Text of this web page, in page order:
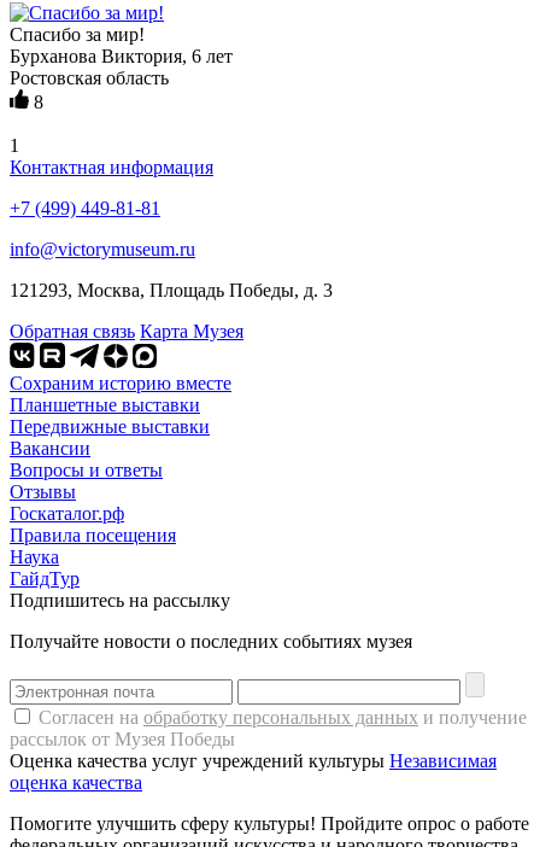
Спасибо за мир!
Бурханова Виктория, 6 лет
Ростовская область
8
1
Контактная информация
+7 (499) 449-81-81
info@victorymuseum.ru
121293, Москва, Площадь Победы, д. 3
Обратная связь Карта Музея
Сохраним историю вместе
Планшетные выставки
Передвижные выставки
Вакансии
Вопросы и ответы
Отзывы
Госкаталог.рф
Правила посещения
Наука
ГайдТур
Подпишитесь на рассылку
Получайте новости о последних событиях музея
Согласен на обработку персональных данных и получение
рассылок от Музея Победы
Оценка качества услуг учреждений культуры Независимая
оценка качества
Помогите улучшить сферу культуры! Пройдите опрос о работе